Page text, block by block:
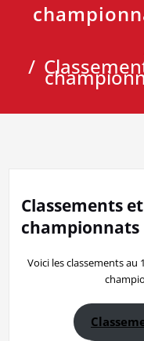
Classements
championnats
Voici les classements au